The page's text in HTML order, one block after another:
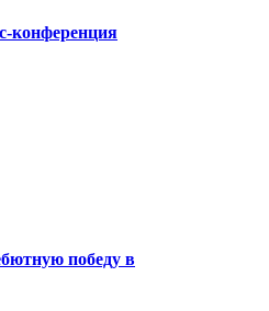
конференция
победу в